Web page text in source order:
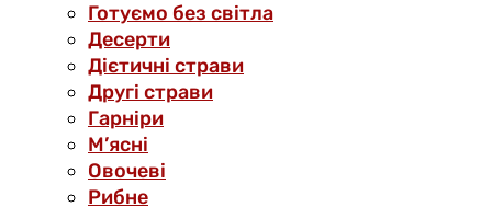
Готуємо без світла
Десерти
Дієтичні страви
Другі страви
Гарніри
М’ясні
Овочеві
Рибне